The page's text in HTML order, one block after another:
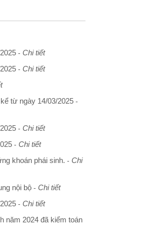
- Chi tiết
- Chi tiết
từ ngày 14/03/2025 -
- Chi tiết
- Chi tiết
khoán phái sinh. - Chi
nội bộ - Chi tiết
- Chi tiết
năm 2024 đã kiểm toán